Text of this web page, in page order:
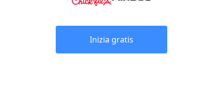
Inizia gratis